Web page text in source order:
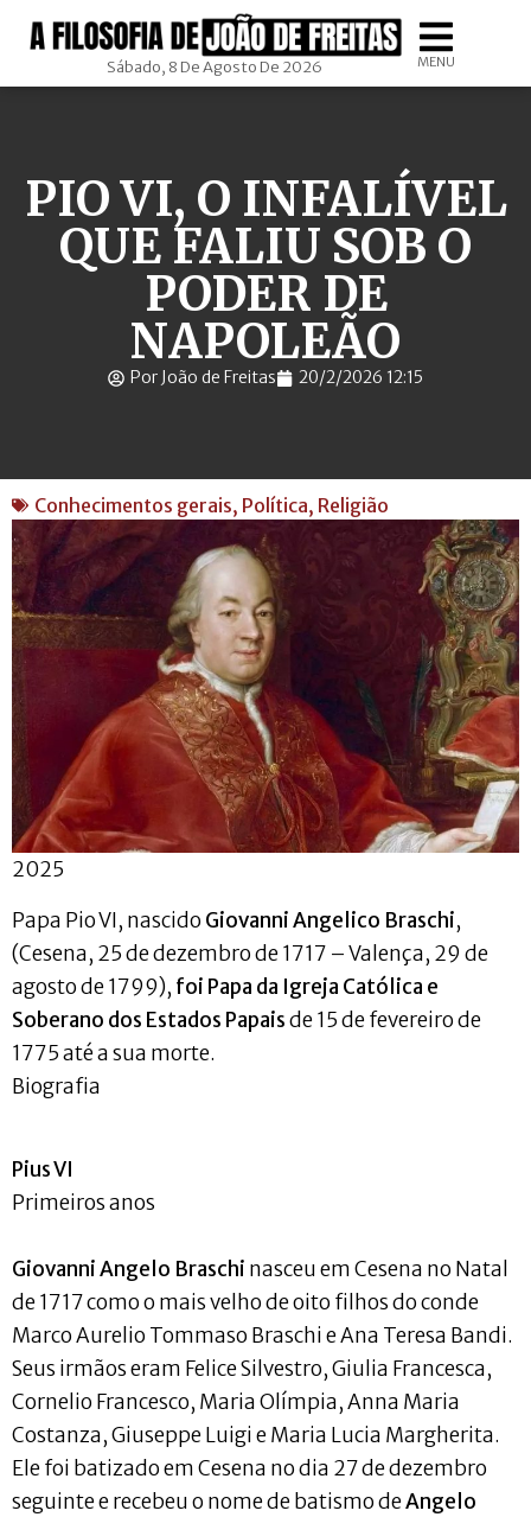
Sábado, 8 De Agosto De 2026 MENU
PIO VI, O INFALÍVEL
QUE FALIU SOB O
PODER DE
NAPOLEÃO
Por João de Freitas 20/2/2026 12:15
Conhecimentos gerais, Política, Religião
2025
Papa Pio VI, nascido Giovanni Angelico Braschi,
(Cesena, 25 de dezembro de 1717 – Valença, 29 de
agosto de 1799), foi Papa da Igreja Católica e
Soberano dos Estados Papaisde 15 de fevereiro de
1775 até a sua morte.
Biografia
Pius VI
Primeiros anos
Giovanni Angelo Braschi nasceu em Cesena no Natal
de 1717 como o mais velho de oito filhos do conde
Marco Aurelio Tommaso Braschi e Ana Teresa Bandi.
Seus irmãos eram Felice Silvestro, Giulia Francesca,
Cornelio Francesco, Maria Olímpia, Anna Maria
Costanza, Giuseppe Luigi e Maria Lucia Margherita.
Ele foi batizado em Cesena no dia 27 de dezembro
seguinte e recebeu o nome de batismo deAngelo